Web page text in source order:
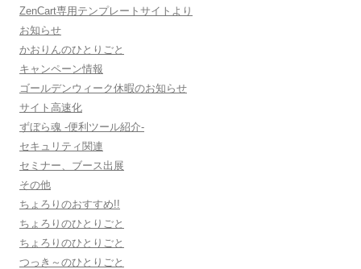
ZenCart専用テンプレートサイトより
お知らせ
かおりんのひとりごと
キャンペーン情報
ゴールデンウィーク休暇のお知らせ
サイト高速化
ずぼら魂 -便利ツール紹介-
セキュリティ関連
セミナー、ブース出展
その他
ちょろりのおすすめ!!
ちょろりのひとりごと
ちょろりのひとりごと
つっき～のひとりごと